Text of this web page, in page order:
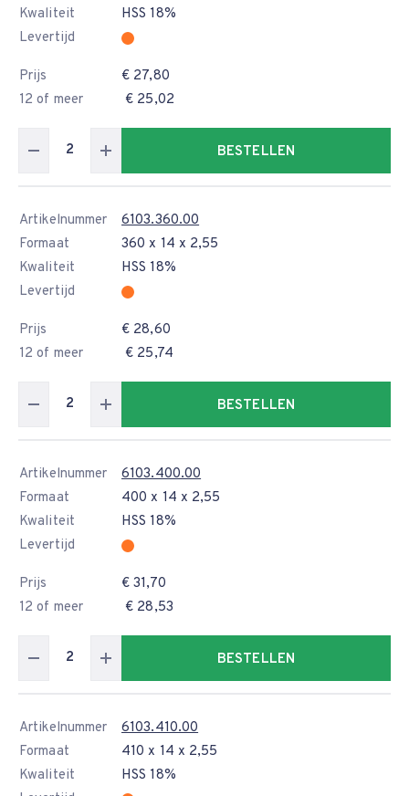
Kwaliteit
HSS 18%
Levertijd
Prijs
€ 27,80
12 of meer
€ 25,02
BESTELLEN
Artikelnummer
6103.360.00
Formaat
360 x 14 x 2,55
Kwaliteit
HSS 18%
Levertijd
Prijs
€ 28,60
12 of meer
€ 25,74
BESTELLEN
Artikelnummer
6103.400.00
Formaat
400 x 14 x 2,55
Kwaliteit
HSS 18%
Levertijd
Prijs
€ 31,70
12 of meer
€ 28,53
BESTELLEN
Artikelnummer
6103.410.00
Formaat
410 x 14 x 2,55
Kwaliteit
HSS 18%